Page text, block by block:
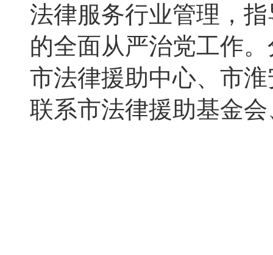
法律服务行业管理，
的全面从严治党工作
市法律援助中心、市
联系市法律援助基金